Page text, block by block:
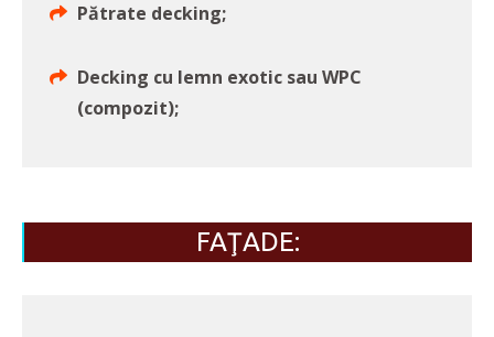
Pătrate decking;
Decking cu lemn exotic sau WPC
(compozit);
FAŢADE: